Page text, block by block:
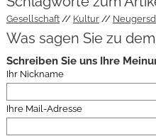
Gesellschaft Kultur
Was sagen Sie zu
Schreiben Sie uns Ihre
Ihr Nickname
Ihre Mail-Adresse